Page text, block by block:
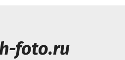
foto.ru